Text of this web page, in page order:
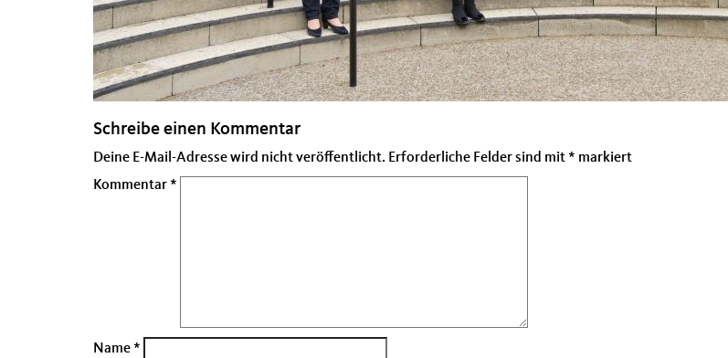
Schreibe einen Kommentar
Deine E-Mail-Adresse wird nicht veröffentlicht. Erforderliche Felder sind mit* markiert
Kommentar*
Name*